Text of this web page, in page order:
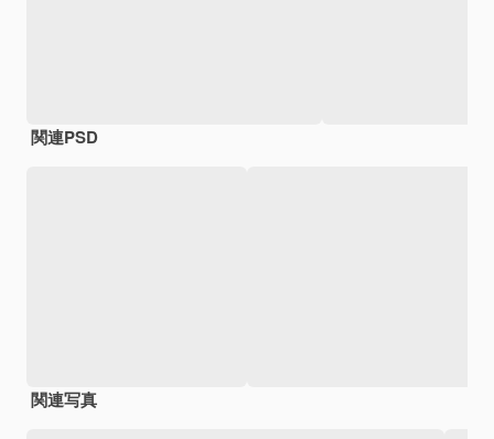
関連PSD
関連写真